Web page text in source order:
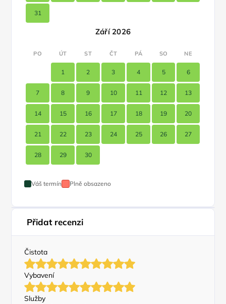
31
Září 2026
PO ÚT ST ČT PÁ SO NE
1 2 3 4 5 6
7 8 9 10 11 12 13
14 15 16 17 18 19 20
21 22 23 24 25 26 27
28 29 30
Váš termín Plně obsazeno
Přidat recenzi
Čistota
Vybavení
Služby